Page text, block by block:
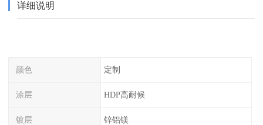
详细说明
颜色 定制
涂层 HDP高耐候
镀层 锌铝镁